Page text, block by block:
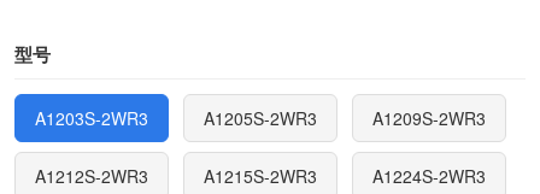
型号
A1203S-2WR3 A1205S-2WR3 A1209S-2WR3
A1212S-2WR3 A1215S-2WR3 A1224S-2WR3